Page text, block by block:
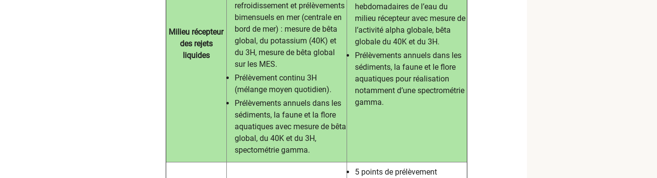
Milieu récepteur
des rejets
liquides
refroidissement et prélèvements
bimensuels en mer (centrale en
bord de mer) : mesure de bêta
global, du potassium (40K) et
du 3H, mesure de bêta global
sur les MES.
Prélèvement continu 3H
(mélange moyen quotidien).
Prélèvements annuels dans les
sédiments, la faune et la flore
aquatiques avec mesure de bêta
global, du 40K et du 3H,
spectométrie gamma.
hebdomadaires de l’eau du
milieu récepteur avec mesure de
l’activité alpha globale, bêta
globale du 40K et du 3H.
Prélèvements annuels dans les
sédiments, la faune et le flore
aquatiques pour réalisation
notamment d’une spectrométrie
gamma.
5 points de prélèvement